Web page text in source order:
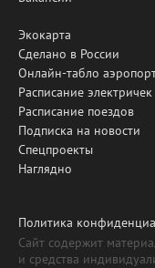
Экокарта
Сделано в России
Онлайн-табло
Расписание электричек
Расписание поездов
Подписка на новости
Спецпроекты
Наглядно
Политика
Сайт содержит
и средства